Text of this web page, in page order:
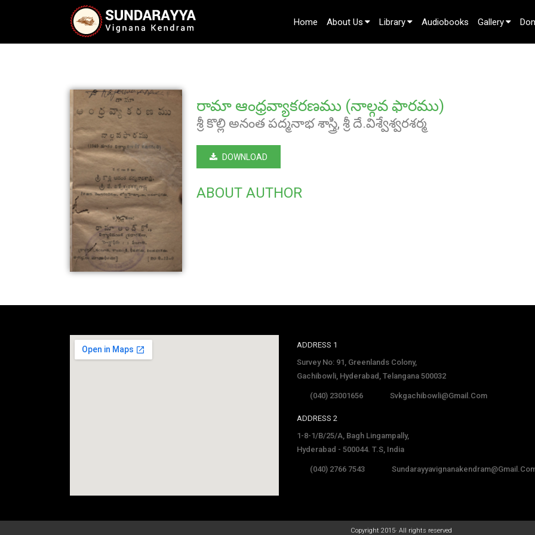
Home About Us Library Audiobooks Gallery
రామా ఆంధ్రవ్యాకరణము (నాల్గవ ఫారము)
శ్రీ కొల్లి అనంత పద్మనాభ శాస్త్రి, శ్రీ దే.విశ్వేశ్వరశర్మ
DOWNLOAD
ABOUT AUTHOR
ADDRESS 1
Survey No: 91, Greenlands Colony,
Gachibowli, Hyderabad, Telangana 500032
(040) 23001656 Svkgachibowli@gmail.com
ADDRESS 2
1-8-1/B/25/A, Bagh Lingampally,
Hyderabad - 500044. T.S, India
(040) 2766 7543
Copyright 2015· All rights reserved